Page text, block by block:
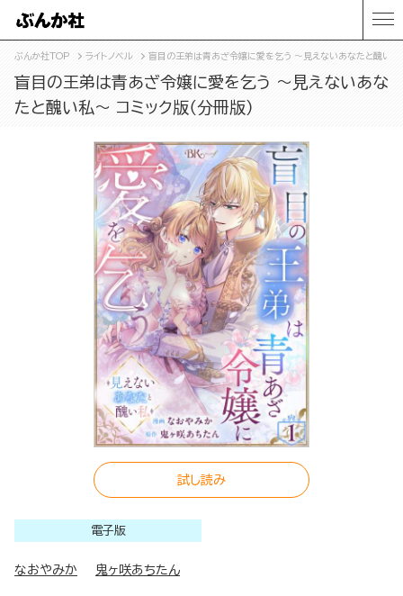
ぶんか社TOP ライトノベル 盲目の王弟は青あざ令嬢に愛を乞う ～見えないあなたと醜い私
盲目の王弟は青あざ令嬢に愛を乞う ～見えないあな
たと醜い私～ コミック版（分冊版）
試し読み
電子版
なおやみか 鬼ヶ咲あちたん